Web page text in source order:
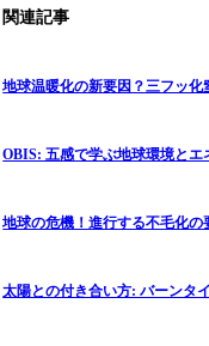
関連記事
地球温暖化の新要因？三フッ化
OBIS: 五感で学ぶ地球環境とエ
地球の危機！進行する不毛化の
太陽との付き合い方: バーンタ